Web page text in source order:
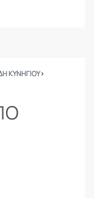
ΚΥΝΗΓΙΟΥ›